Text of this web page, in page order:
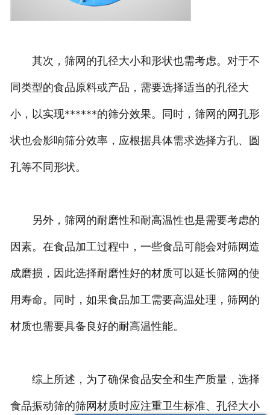
其次，筛网的孔径大小和形状也需考虑。对于不
同类型的食品原料或产品，需要选择适当的孔径大
小，以实现******的筛分效果。同时，筛网的网孔形
状也会影响筛分效率，应根据具体需求选择方孔、圆
孔等不同形状。
另外，筛网的耐磨性和耐高温性也是需要考虑的
因素。在食品加工过程中，一些食品可能会对筛网造
成磨损，因此选择耐磨性好的材质可以延长筛网的使
用寿命。同时，如果食品加工需要高温处理，筛网的
材质也需要具备良好的耐高温性能。
综上所述，为了确保食品安全和生产质量，选择
食品振动筛的筛网材质时应注重卫生标准、孔径大小